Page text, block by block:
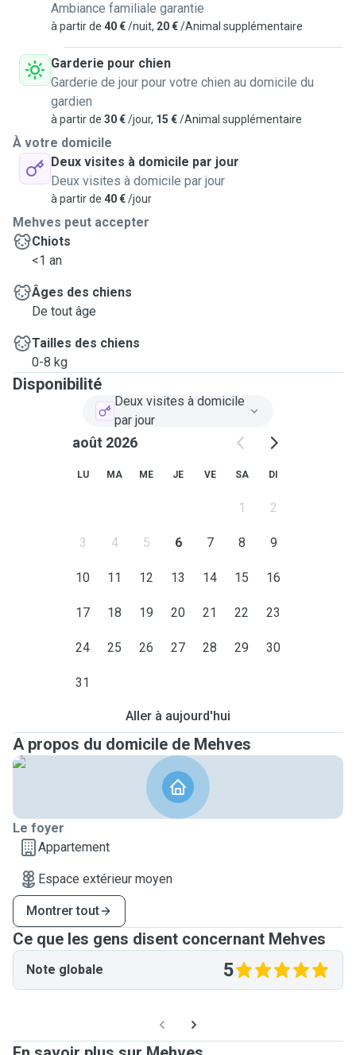
Ambiance familiale garantie
à partir de 40 €/nuit, 20 €/Animal supplémentaire
Garderie pour chien
Garderie de jour pour votre chien au domicile du
gardien
à partir de 30 €/jour, 15 €/Animal supplémentaire
À votre domicile
Deux visites à domicile par jour
Deux visites à domicile par jour
à partir de 40 €/jour
Mehves peut accepter
Chiots
<1 an
Âges des chiens
De tout âge
Tailles des chiens
0-8 kg
Disponibilité
Deux visites à domicile
par jour
août 2026
LU MA ME JE VE SA DI
1 2
3 4 5 6 7 8 9
10 11 12 13 14 15 16
17 18 19 20 21 22 23
24 25 26 27 28 29 30
31
Aller à aujourd'hui
A propos du domicile de Mehves
Le foyer
Appartement
Espace extérieur moyen
Montrer tout
Ce que les gens disent concernant Mehves
Note globale 5